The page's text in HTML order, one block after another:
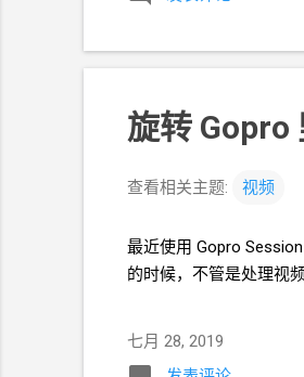
旋转 Gopro
查看相关主题: 视频
最近使用 Gopro Session
的时候，不管是处理视
七月 28, 2019